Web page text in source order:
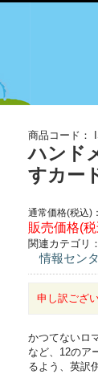
商品コード：
ハンド
すカー
通常価格(税込)：
販売価格(税
関連カテゴリ：
情報セン
申し訳ござ
かつてないロ
など、12のア
るよう、英訳